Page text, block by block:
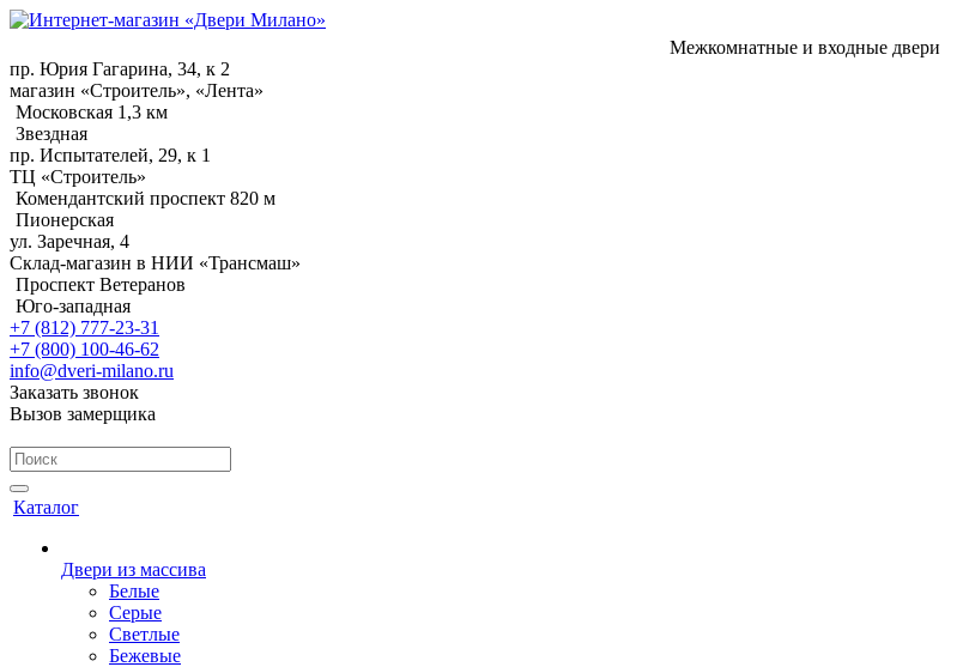
Межкомнатные и входные двери
пр. Юрия Гагарина, 34, к 2
магазин «Строитель», «Лента»
Московская 1,3 км
Звездная
пр. Испытателей, 29, к 1
ТЦ «Строитель»
Комендантский проспект 820 м
Пионерская
ул. Заречная, 4
Склад-магазин в НИИ «Трансмаш»
Проспект Ветеранов
Юго-западная
+7 (812) 777-23-31
+7 (800) 100-46-62
info@dveri-milano.ru
Заказать звонок
Вызов замерщика
Каталог
Двери из массива
Белые
Серые
Светлые
Бежевые